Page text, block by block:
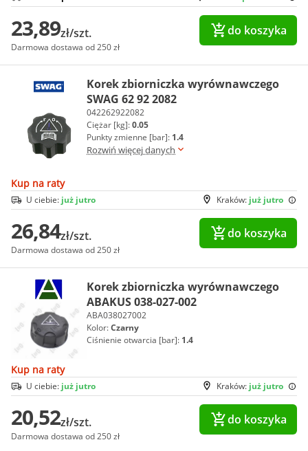
23,89zł/szt.
Darmowa dostawa od 250 zł
do koszyka
Korek zbiorniczka wyrównawczego
SWAG 62 92 2082
042262922082
Ciężar [kg]:0.05
Punkty zmienne [bar]: 1.4
Rozwiń więcej danych
Kup na raty
Kraków: już jutro
U ciebie: już jutro
26,84zł/szt.
Darmowa dostawa od 250 zł
do koszyka
Korek zbiorniczka wyrównawczego
ABAKUS 038-027-002
ABA038027002
Kolor:Czarny
Ciśnienie otwarcia [bar]: 1.4
Kup na raty
Kraków: już jutro
U ciebie: już jutro
20,52zł/szt.
Darmowa dostawa od 250 zł
do koszyka